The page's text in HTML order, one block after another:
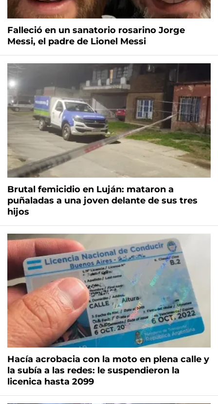
Falleció en un sanatorio rosarino Jorge
Messi, el padre de Lionel Messi
Brutal femicidio en Luján: mataron a
puñaladas a una joven delante de sus tres
hijos
Hacía acrobacia con la moto en plena calle y
la subía a las redes: le suspendieron la
licenica hasta 2099